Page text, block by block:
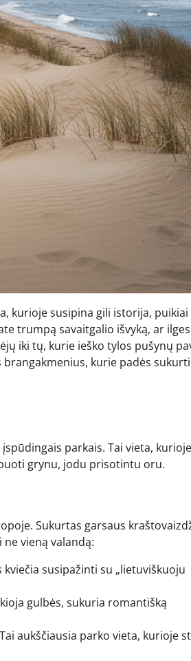
kurioje susipina gili istorija, puikiai
trumpą savaitgalio išvyką, ar
iki tų, kurie ieško tylos pušynų
kurie padės sukurti
parkais. Tai vieta, kurioje
grynu, jodu prisotintu oru.
Sukurtas garsaus
vieną valandą:
susipažinti su „lietuviškuoju
gulbės, sukuria romantišką
aukščiausia parko vieta, kurioje